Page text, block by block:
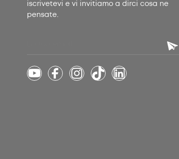
iscrivetevi e vi invitiamo a dirci cosa ne
pensate.